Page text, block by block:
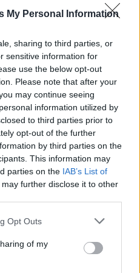
My Personal Information
sharing to third parties, or
sensitive information for
use the below opt-out
Please note that after your
may continue seeing
information utilized by
to third parties prior to
opt-out of the further
by third parties on the
This information may
parties on the IAB’s List of
may further disclose it to other
Opt Outs
of my
90 metų,
„Viena gyvenu.
pagalba. Kai buvom
žodžiai apie neseniai
Ji turėjo sunkią
Verutė ją kaip kūdikį
nebuvo, bet buvo
– šilta sriuba į jų
metai. Kol duktė
porcijas, kad
netekties, senolei
reikia palaikymo ir